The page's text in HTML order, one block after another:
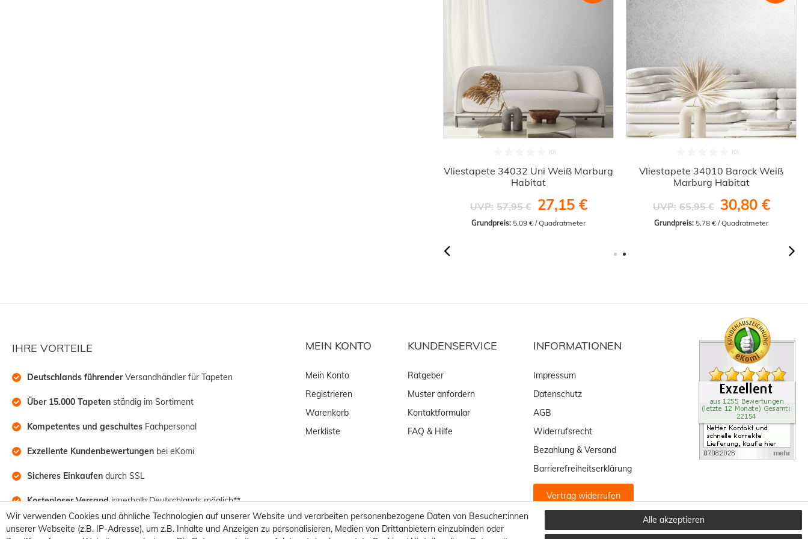
Vliestapete 34032 Uni Weiß Marburg
Habitat
UVP: 57,95 € 27,15 €
Grundpreis: 5,09 € / Quadratmeter
Vliestapete 34010 Barock Weiß
Marburg Habitat
UVP: 65,95 € 30,80 €
Grundpreis: 5,78 € / Quadratmeter
IHRE VORTEILE
Deutschlands führender Versandhändler für Tapeten
Über 15.000 Tapeten ständig im Sortiment
Kompetentes und geschultes Fachpersonal
Exzellente Kundenbewertungen bei eKomi
Sicheres Einkaufen durch SSL
Kostenloser Versand innerhalb Deutschlands möglich**
MEIN KONTO
Mein Konto
Registrieren
Warenkorb
Merkliste
KUNDENSERVICE
Ratgeber
Muster anfordern
Kontaktformular
FAQ & Hilfe
INFORMATIONEN
Impressum
Datenschutz
AGB
Widerrufsrecht
Bezahlung & Versand
Barrierefreiheitserklärung
Vertrag widerrufen
Wir verwenden Cookies und ähnliche Technologien auf unserer Website und verarbeiten personenbezogene Daten von Besucher:innen
unserer Webseite (z.B. IP-Adresse), um z.B. Inhalte und Anzeigen zu personalisieren, Medien von Drittanbietern einzubinden oder
Alle akzeptieren